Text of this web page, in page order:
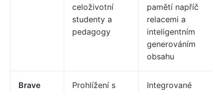
celoživotní
studenty a
pedagogy
pamětí napříč
relacemi a
inteligentním
generováním
obsahu
Brave
Prohlížení s
Integrované